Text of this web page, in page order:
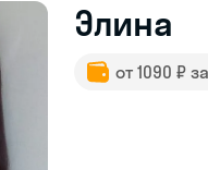
Элина
от 1090 ₽